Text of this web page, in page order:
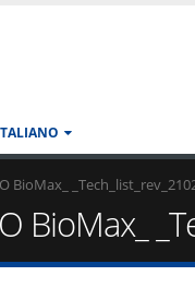
BioMax_
BioMax_